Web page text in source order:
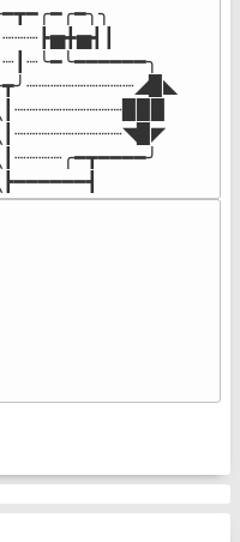
┃┈┈┈┣▅╋▅┫┃
┃┈┃┈╰━╰━━━━━━╮